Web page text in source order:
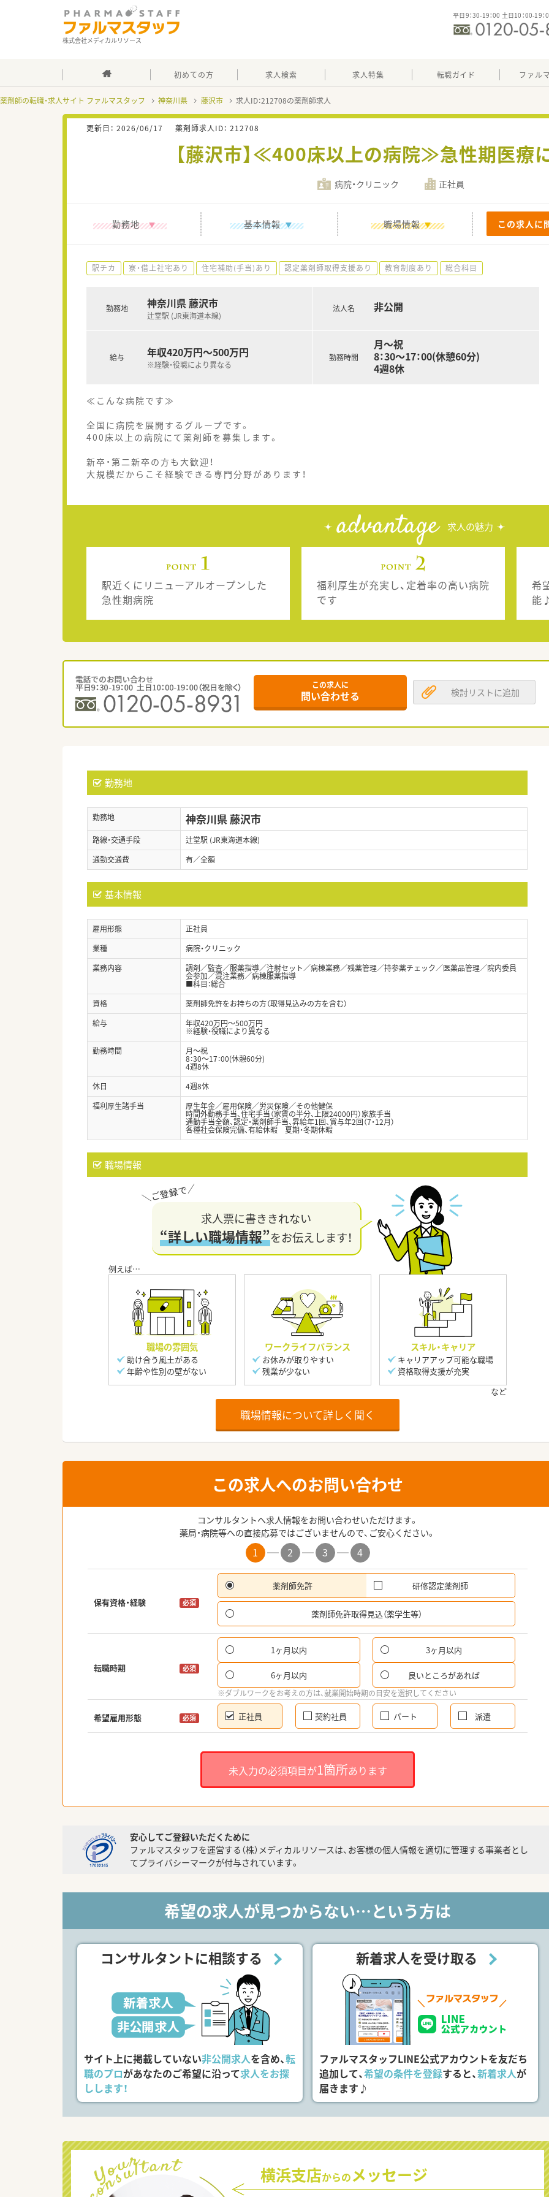
株式会社メディカルリソース
平日9：30-19：00 土日10：00-19：
初めての方 求人検索 求人特集 転職ガイド ファル
薬剤師の転職・求人サイト ファルマスタッフ 神奈川県 藤沢市 求人ID：212708の薬剤師求人
更新日： 2026/06/17 薬剤師求人ID： 212708
【藤沢市】≪400床以上の病院≫急性期医療
病院・クリニック 正社員
勤務地 基本情報 職場情報 この求人に
駅チカ 寮・借上社宅あり 住宅補助(手当)あり 認定薬剤師取得支援あり 教育制度あり 総合科目
勤務地 神奈川県 藤沢市
辻堂駅 (JR東海道本線)
給与 年収420万円～500万円
※経験・役職により異なる
法人名 非公開
勤務時間
月～祝
8：30～17：00(休憩60分)
4週8休
≪こんな病院です≫
全国に病院を展開するグループです。
400床以上の病院にて薬剤師を募集します。
新卒・第二新卒の方も大歓迎！
大規模だからこそ経験できる専門分野があります！
advantage 求人の魅力
駅近くにリニューアルオープンした
急性期病院
福利厚生が充実し、定着率の高い病院
です
希
能♪
この求人に
問い合わせる 検討リストに追加
勤務地
勤務地 神奈川県 藤沢市
路線・交通手段
辻堂駅 (JR東海道本線)
通勤交通費
有／全額
基本情報
雇用形態
正社員
業種
病院・クリニック
業務内容
調剤／監査／服薬指導／注射セット／病棟業務／残薬管理／持参薬チェック／医薬品管理／院内委員
会参加／混注業務／病棟服薬指導
■科目：総合
資格
薬剤師免許をお持ちの方（取得見込みの方を含む）
給与
年収420万円～500万円
※経験・役職により異なる
勤務時間
月～祝
8：30～17：00(休憩60分)
4週8休
休日
4週8休
福利厚生諸手当
厚生年金／雇用保険／労災保険／その他健保
時間外勤務手当、住宅手当（家賃の半分、上限24000円）家族手当
通勤手当全額、認定・薬剤師手当、昇給年1回、賞与年2回（7・12月）
各種社会保険完備、有給休暇 夏期・冬期休暇
職場情報
求人票に書ききれない
“詳しい職場情報”をお伝えします！
職場の雰囲気
助け合う風土がある
年齢や性別の壁がない
ワークライフバランス
お休みが取りやすい
残業が少ない
スキル・キャリア
キャリアアップ可能な職場
資格取得支援が充実
職場情報について詳しく聞く
この求人へのお問い合わせ
コンサルタントへ求人情報をお問い合わせいただけます。
薬局・病院等への直接応募ではございませんので、ご安心ください。
1 2 3 4
保有資格・経験 必須
薬剤師免許 研修認定薬剤師
薬剤師免許取得見込（薬学生等）
転職時期 必須
1ヶ月以内 3ヶ月以内
6ヶ月以内 良いところがあれば
※ダブルワークをお考えの方は、就業開始時期の目安を選択してください
希望雇用形態 必須 正社員 契約社員 パート 派遣
未入力の必須項目が1箇所あります
安心してご登録いただくために
ファルマスタッフを運営する（株）メディカルリソースは、お客様の個人情報を適切に管理する事業者とし
てプライバシーマークが付与されています。
希望の求人が見つからない…という方は
コンサルタントに相談する
サイト上に掲載していない非公開求人を含め、転
職のプロがあなたのご希望に沿って求人をお探
しします！
新着求人を受け取る
ファルマスタッフLINE公式アカウントを友だち
追加して、希望の条件を登録すると、新着求人が
届きます♪
横浜支店からのメッセージ